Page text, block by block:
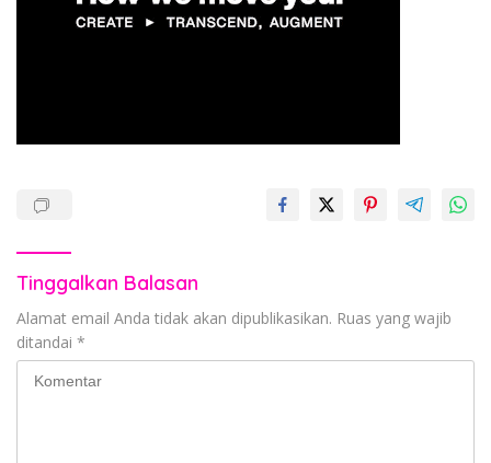
Tinggalkan Balasan
Alamat email Anda tidak akan dipublikasikan. Ruas yang wajib
ditandai *